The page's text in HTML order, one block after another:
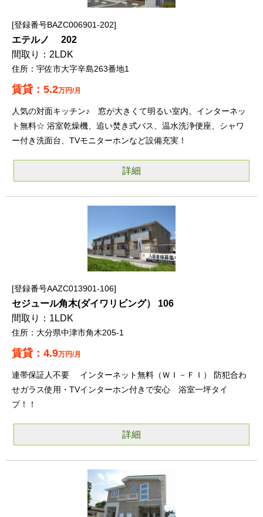
登録番号BAZC006901-202
エテルノ 202
2LDK
宇佐市大字辛島263番地1
5.2万円/月
人気の対面キッチン♪ 窓が大きくて明るい室内。インターネッ
ト無料☆ 浴室乾燥機、追い焚き式バス、温水洗浄便座、シャワ
ー付き洗面台、TVモニターホンなど設備充実！
詳細
登録番号AAZC013901-106
セジュール角木(ダイワリビング） 106
1LDK
大分県中津市角木205-1
4.9万円/月
連帯保証人不要 インターネット無料（ＷＩ－ＦＩ） 防犯合わ
せガラス使用・TVインターホン付きで安心 浴室一坪タイ
プ！！
詳細